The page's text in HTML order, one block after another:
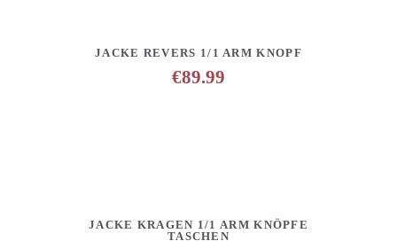
DETAILS ANFRAGE HINZUFÜGEN
JACKE REVERS 1/1 ARM KNOPF
€89.99
DETAILS ANFRAGE HINZUFÜGEN
JACKE KRAGEN 1/1 ARM KNÖPFE
TASCHEN